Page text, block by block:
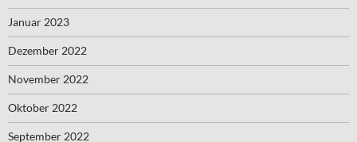
Januar 2023
Dezember 2022
November 2022
Oktober 2022
September 2022